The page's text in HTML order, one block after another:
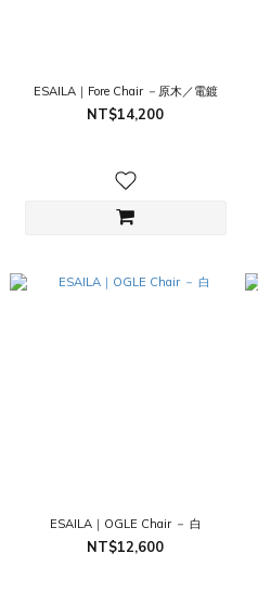
ESAILA｜Fore Chair －原木／電鍍
NT$14,200
ESAILA｜OGLE Chair － 白
NT$12,600